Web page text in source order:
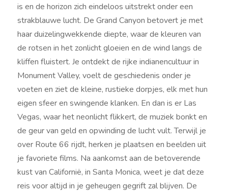
is en de horizon zich eindeloos uitstrekt onder een
strakblauwe lucht. De Grand Canyon betovert je met
haar duizelingwekkende diepte, waar de kleuren van
de rotsen in het zonlicht gloeien en de wind langs de
kliffen fluistert. Je ontdekt de rijke indianencultuur in
Monument Valley, voelt de geschiedenis onder je
voeten en ziet de kleine, rustieke dorpjes, elk met hun
eigen sfeer en swingende klanken. En dan is er Las
Vegas, waar het neonlicht flikkert, de muziek bonkt en
de geur van geld en opwinding de lucht vult. Terwijl je
over Route 66 rijdt, herken je plaatsen en beelden uit
je favoriete films. Na aankomst aan de betoverende
kust van Californië, in Santa Monica, weet je dat deze
reis voor altijd in je geheugen gegrift zal blijven. De